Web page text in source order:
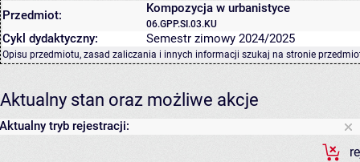
Przedmiot: Kompozycja w urbanistyce
06.GPP.SI.03.KU
Cykl dydaktyczny: Semestr zimowy 2024/2025
Opisu przedmiotu, zasad zaliczania i innych informacji szukaj na stronie
Aktualny stan oraz możliwe akcje
Aktualny tryb rejestracji: